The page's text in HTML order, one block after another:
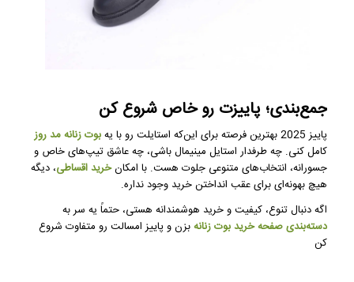
جمع‌بندی؛ پاییزت رو خاص شروع کن
پاییز 2025 بهترین فرصته برای این‌که استایلت رو با یه
بوت زنانه مد روز
کامل کنی. چه طرفدار استایل مینیمال باشی، چه عاشق تیپ‌های خاص و
جسورانه، انتخاب‌های متنوعی جلوت هست. با امکانخرید اقساطی، دیگه
هیچ بهونه‌ای برای عقب انداختن خرید وجود نداره.
اگه دنبال تنوع، کیفیت و خرید هوشمندانه هستی، حتماً یه سر به
دسته‌بندی صفحه خرید بوت زنانهبزن و پاییز امسالت رو متفاوت شروع
کن